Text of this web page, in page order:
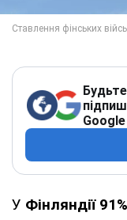
Google
У Фінляндії